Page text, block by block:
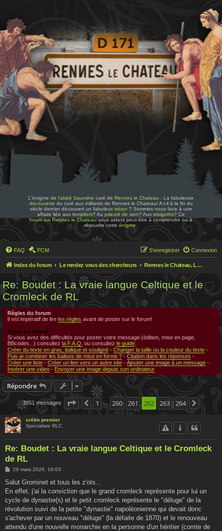
L'énigme de l'abbé Saunière curé de Rennes le Chateau : La fabuleuse
découverte du curé aux milliards de Rennes le Chateau! A t-il à la fin du
siècle dernier découvert un fabuleux trésor? Sommes nous face à une
affaire liée aux templiers? Au prieuré de sion? Aux wisigoths? Ce
forum sur Rennes le Chateauvous aidera peut-être à comprendre ou à
résoudre cetteénigme
FAQ PCM Connexion
S’enregistrer
Index du forum Le rendez vous des chercheurs Rennes le Chateau, Le rendez-vous des chercheurs
Re: Boudet : La vraie langue Celtique et le
Cromleck de RL
Règles du forum
Il est impératif de lire les règles avant de poster sur le forum!
Aides du forum
Si vous avez des difficultés pour poster votre message (édition, mise en page,
BBcodes...) consultez la F.A.Q. ou consultez le guide:
Créer du texte en gras, italique et souligné - Changer la taille ou la couleur du texte -
Puis-je combiner les balises de mise en forme ? - Citation dans les réponses -
Créer une liste - Créer un lien vers un autre site - Ajouter une image à un message -
Insérer une video - Envoyer une image depuis son ordinateur
Répondre
3951 messages Page 262 sur264
Précédente
1 … 260 261 262 263 264
crétin premier
Spécialiste RLC
Re: Boudet : La vraie langue Celtique et le Cromleck
de RL
M
s
a
g
29 mars 2026, 19:03
Salut Grominet et tous les z'ots...
En effet, j'ai la conviction que le grand cromleck représente pour lui un
cycle de dynastie(s) et le petit cromleck représente le "déluge" de la
révolution suivi de la petite "dynastie" napoléonienne qui devait donc
s'achever par un nouveau "déluge" (la défaite de 1870) et le renouveau
attendu d'une nouvelle monarchie en la personne d'un héritier (comte de